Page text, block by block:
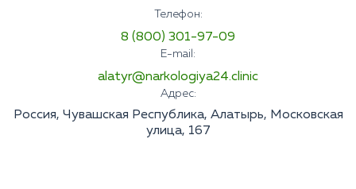
Телефон:
8 (800) 301-97-09
E-mail:
alatyr@narkologiya24.clinic
Адрес:
Россия, Чувашская Республика, Алатырь, Московская
улица, 167